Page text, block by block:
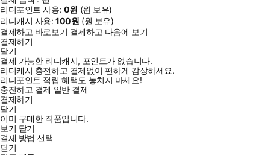
리디포인트 사용: 0원 (원 보유)
리디캐시 사용:100원 (원 보유)
결제하고 바로보기 결제하고 다음에 보기
결제하기
닫기
결제 가능한 리디캐시, 포인트가 없습니다.
리디캐시 충전하고 결제없이 편하게 감상하세요.
리디포인트 적립 혜택도 놓치지 마세요!
충전하고 결제 일반 결제
결제하기
닫기
이미 구매한 작품입니다.
보기 닫기
결제 방법 선택
닫기